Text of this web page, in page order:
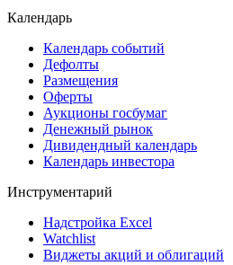
Дивидендный календарь
Календарь
Календарь событий
Дефолты
Размещения
Оферты
Аукционы госбумаг
Денежный рынок
Календарь инвестора
Инструментарий